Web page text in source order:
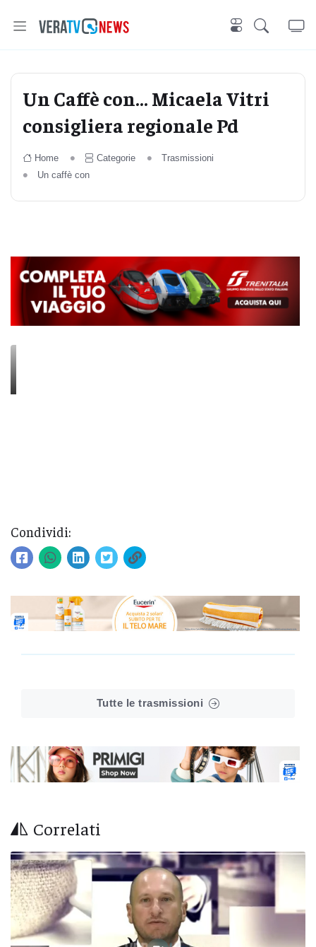
Un Caffè con... Micaela Vitri
consigliera regionale Pd
Home Categorie
Trasmissioni
Un caffè con
Condividi:
Tutte le trasmissioni
Correlati